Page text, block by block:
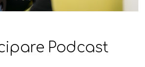
Podcast